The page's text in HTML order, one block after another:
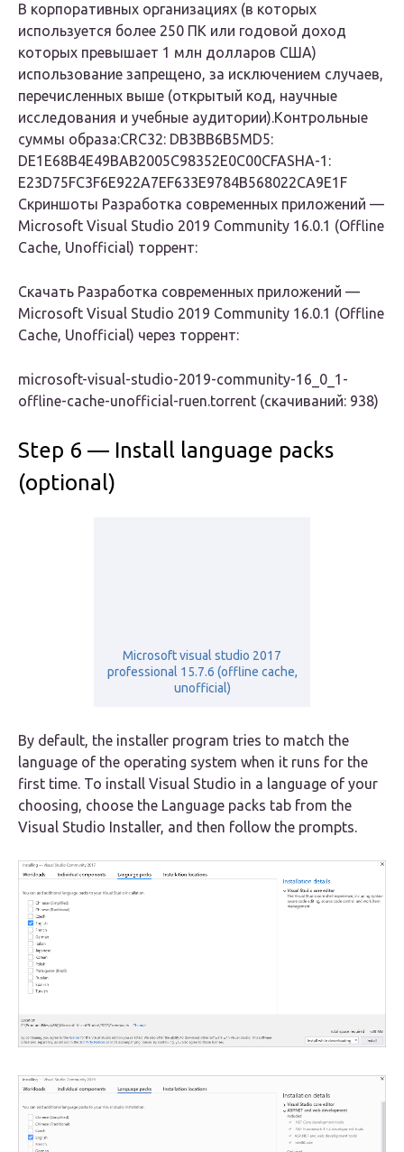
В корпоративных организациях (в которых
используется более 250 ПК или годовой доход
которых превышает 1 млн долларов США)
использование запрещено, за исключением случаев,
перечисленных выше (открытый код, научные
исследования и учебные аудитории).Контрольные
суммы образа:CRC32: DB3BB6B5MD5:
DE1E68B4E49BAB2005C98352E0C00CFASHA-1:
E23D75FC3F6E922A7EF633E9784B568022CA9E1F
Скриншоты Разработка современных приложений —
Microsoft Visual Studio 2019 Community 16.0.1 (Offline
Cache, Unofficial) торрент:
Скачать Разработка современных приложений —
Microsoft Visual Studio 2019 Community 16.0.1 (Offline
Cache, Unofficial) через торрент:
microsoft-visual-studio-2019-community-16_0_1-
offline-cache-unofficial-ruen.torrent (cкачиваний: 938)
Step 6 — Install language packs
(optional)
Microsoft visual studio 2017
professional 15.7.6 (offline cache,
unofficial)
By default, the installer program tries to match the
language of the operating system when it runs for the
first time. To install Visual Studio in a language of your
choosing, choose the Language packs tab from the
Visual Studio Installer, and then follow the prompts.